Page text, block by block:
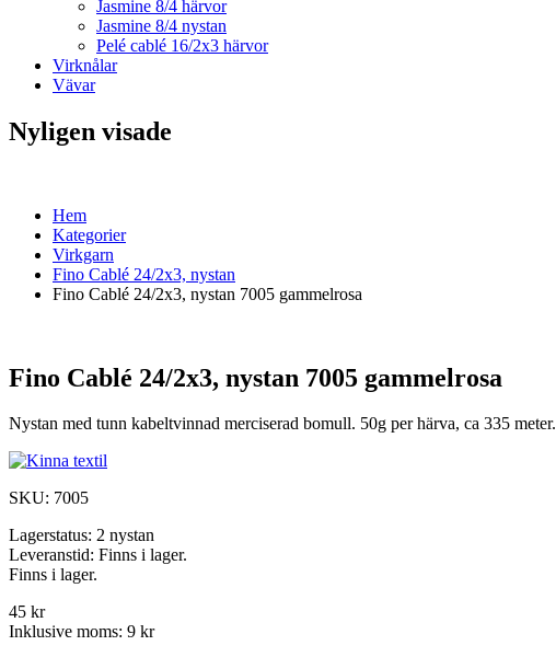
Jasmine 8/4 härvor
Jasmine 8/4 nystan
Pelé cablé 16/2x3 härvor
Virknålar
Vävar
Nyligen visade
Hem
Kategorier
Virkgarn
Fino Cablé 24/2x3, nystan
Fino Cablé 24/2x3, nystan 7005 gammelrosa
Fino Cablé 24/2x3, nystan 7005 gammelrosa
Nystan med tunn kabeltvinnad merciserad bomull. 50g per härva, ca 335
SKU: 7005
Lagerstatus: 2 nystan
Leveranstid: Finns i lager.
Finns i lager.
45 kr
Inklusive moms: 9 kr